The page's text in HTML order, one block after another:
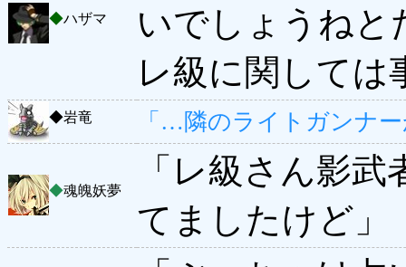
◆ハザマ
いでしょうねと
レ級に関しては
◆岩竜 「…隣のライトガンナ
◆魂魄妖夢
「レ級さん影
てましたけど」